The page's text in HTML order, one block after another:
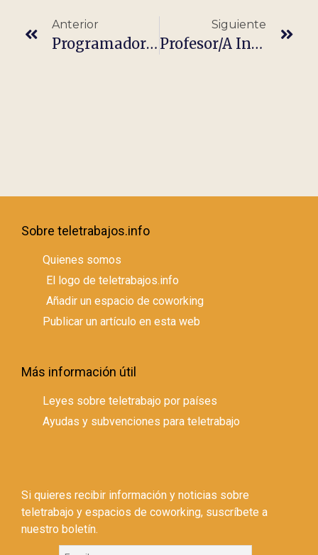
Anterior
Programador Frontend Senior
Siguiente
Profesor/a Infantil – Clases Particulares Primaria
Sobre teletrabajos.info
Quienes somos
El logo de teletrabajos.info
Añadir un espacio de coworking
Publicar un artículo en esta web
Más información útil
Leyes sobre teletrabajo por países
Ayudas y subvenciones para teletrabajo
Si quieres recibir información y noticias sobre
teletrabajo y espacios de coworking, suscríbete a
nuestro boletín.